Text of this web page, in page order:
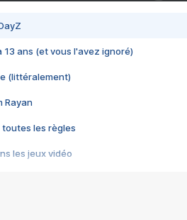
13 ans (et vous l'avez ignoré)
(littéralement)
Rayan
toutes les règles
les jeux vidéo